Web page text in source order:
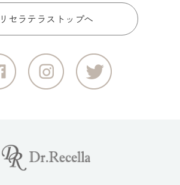
リセラテラストップへ